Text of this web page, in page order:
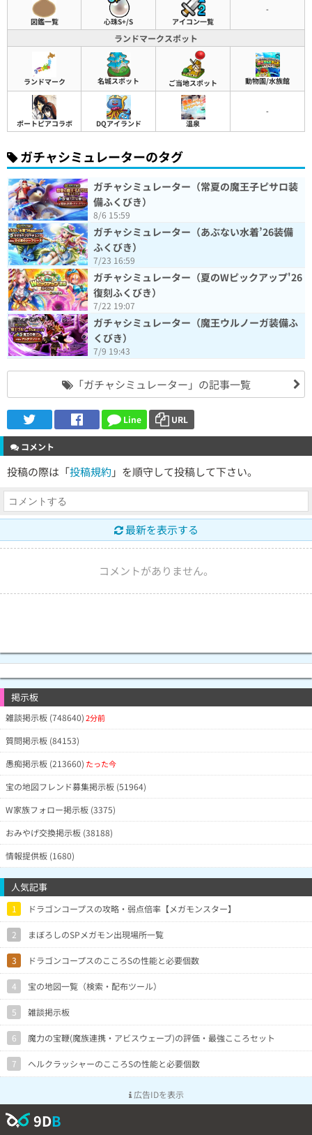
図鑑一覧 心珠S+/S アイコン一覧
-
ランドマークスポット
ランドマーク 名城スポット ご当地スポット 動物園/水族館
ポートピアコラボ DQアイランド 温泉
-
ガチャシミュレーターのタグ
ガチャシミュレーター（常夏の魔王子ピサロ装
備ふくびき）
8/6 15:59
ガチャシミュレーター（あぶない水着’26装備
ふくびき）
7/23 16:59
ガチャシミュレーター（夏のWピックアップ'26
復刻ふくびき）
7/22 19:07
ガチャシミュレーター（魔王ウルノーガ装備ふ
くびき）
7/9 19:43
「ガチャシミュレーター」の記事一覧
Line URL
コメント
投稿の際は「投稿規約 」を順守して投稿して下さい。
最新を表示する
コメントがありません。
掲示板
雑談掲示板 (748640)2分前
質問掲示板 (84153)
愚痴掲示板 (213660) たった今
宝の地図フレンド募集掲示板 (51964)
W家族フォロー掲示板 (3375)
おみやげ交換掲示板 (38188)
情報提供板 (1680)
人気記事
1 ドラゴンコープスの攻略・弱点倍率【メガモンスター】
2 まぼろしのSPメガモン出現場所一覧
3 ドラゴンコープスのこころSの性能と必要個数
4 宝の地図一覧（検索・配布ツール）
5 雑談掲示板
6 魔力の宝鞭(魔族連携・アビスウェーブ)の評価・最強こころセット
7 ヘルクラッシャーのこころSの性能と必要個数
広告IDを表示
9DB